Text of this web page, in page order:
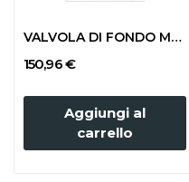
VALVOLA DI FONDO MANICOTTO PORTAGOMMA d. 150...
150,96 €
Aggiungi al
carrello